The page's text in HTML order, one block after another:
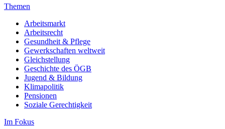
Themen
Arbeitsmarkt
Arbeitsrecht
Gesundheit & Pflege
Gewerkschaften weltweit
Gleichstellung
Geschichte des ÖGB
Jugend & Bildung
Klimapolitik
Pensionen
Soziale Gerechtigkeit
Im Fokus